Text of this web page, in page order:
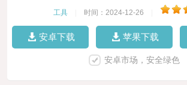
工具 时间：2024-12-26
安卓下载 苹果下载
安卓市场，安全绿色